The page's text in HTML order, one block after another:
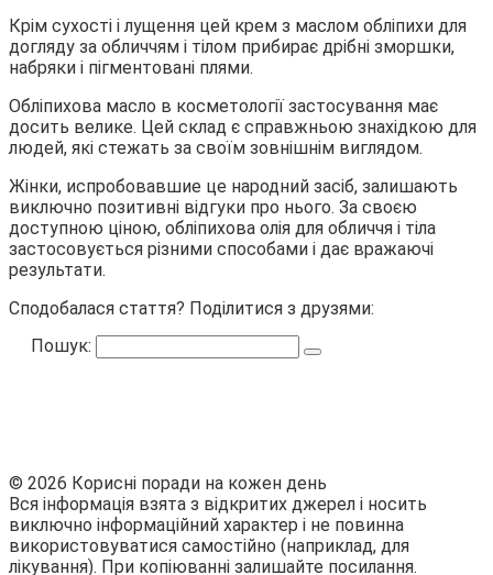
Крім сухості і лущення цей крем з маслом обліпихи для
догляду за обличчям і тілом прибирає дрібні зморшки,
набряки і пігментовані плями.
Обліпихова масло в косметології застосування має
досить велике. Цей склад є справжньою знахідкою для
людей, які стежать за своїм зовнішнім виглядом.
Жінки, испробовавшие це народний засіб, залишають
виключно позитивні відгуки про нього. За своєю
доступною ціною, обліпихова олія для обличчя і тіла
застосовується різними способами і дає вражаючі
результати.
Сподобалася стаття? Поділитися з друзями:
Пошук:
© 2026 Корисні поради на кожен день
Вся інформація взята з відкритих джерел і носить
виключно інформаційний характер і не повинна
використовуватися самостійно (наприклад, для
лікування). При копіюванні залишайте посилання.